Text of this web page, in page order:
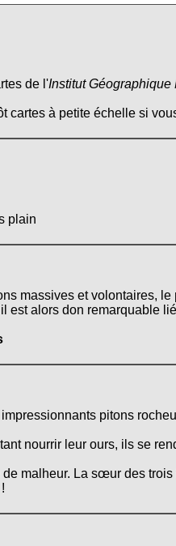
de l'Institut Géographique
à petite échelle si
plain
massives et volontaires, le
il est alors don remarquable
pitons
nourrir leur ours, ils se
malheur. La sœur des